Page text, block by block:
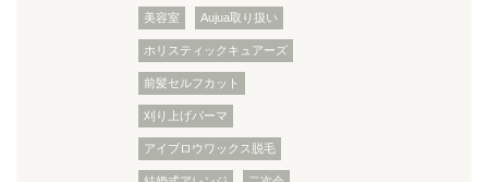
美容室 Aujua取り扱い
ホリスティックキュアーズ
前髪セルフカット
刈り上げパーマ
アイブロウワックス脱毛